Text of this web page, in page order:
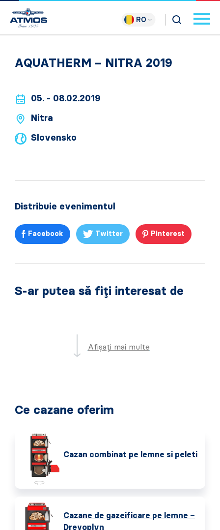
RO
AQUATHERM – NITRA 2019
05. - 08.02.2019
Nitra
Slovensko
Distribuie evenimentul
Facebook Twitter Pinterest
S-ar putea să fiți interesat de
Afișați mai multe
Ce cazane oferim
Cazan combinat pe lemne si peleti
Cazane de gazeificare pe lemne –
Drevoplyn